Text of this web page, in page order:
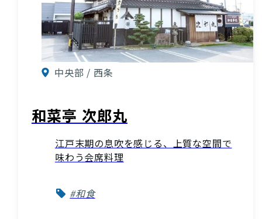
中央部 / 西条
和菜亭 次郎丸
江戸末期の息吹を感じる、上質な空間で
味わう会席料理
#和食